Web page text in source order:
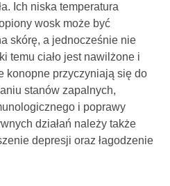
Ich niska temperatura
wosk może być
skórę, a jednocześnie nie
temu ciało jest nawilżone i
konopne przyczyniają się do
stanów zapalnych,
i poprawy
działań należy także
depresji oraz łagodzenie